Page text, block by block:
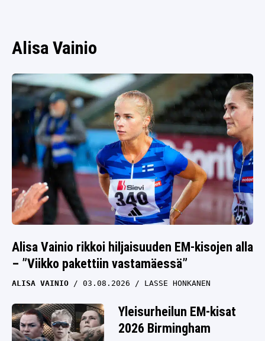
Alisa Vainio
Alisa Vainio rikkoi hiljaisuuden EM-kisojen alla
– ”Viikko pakettiin vastamäessä”
ALISA VAINIO 03.08.2026 LASSE HONKANEN
Yleisurheilun EM-kisat
2026 Birmingham